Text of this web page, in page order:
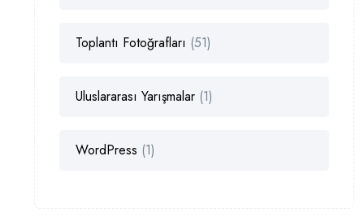
Toplantı Fotoğrafları (51)
Uluslararası Yarışmalar (1)
WordPress (1)